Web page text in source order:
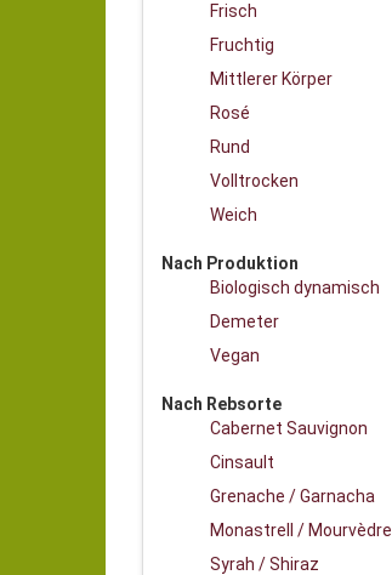
Frisch
Fruchtig
Mittlerer Körper
Rosé
Rund
Volltrocken
Weich
Nach Produktion
Biologisch dynamisch
Demeter
Vegan
Nach Rebsorte
Cabernet Sauvignon
Cinsault
Grenache / Garnacha
Monastrell / Mourvèdre
Syrah / Shiraz